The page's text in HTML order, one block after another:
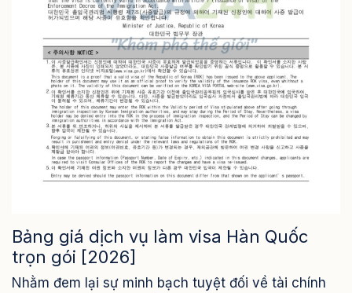
Bảng giá dịch vụ làm visa Hàn Quốc
trọn gói [2026]
Nhằm đem lại sự minh bạch tuyệt đối về tài chính